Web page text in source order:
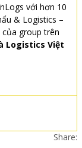
với hơn 10
& Logistics –
group trên
Logistics Việt
Share: